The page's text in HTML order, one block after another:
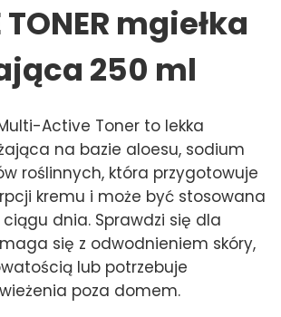
mgiełka
250 ml
Active Toner to lekka
na bazie aloesu, sodium
roślinnych, która przygotowuje
kremu i może być stosowana
dnia. Sprawdzi się dla
się z odwodnieniem skóry,
lub potrzebuje
poza domem.